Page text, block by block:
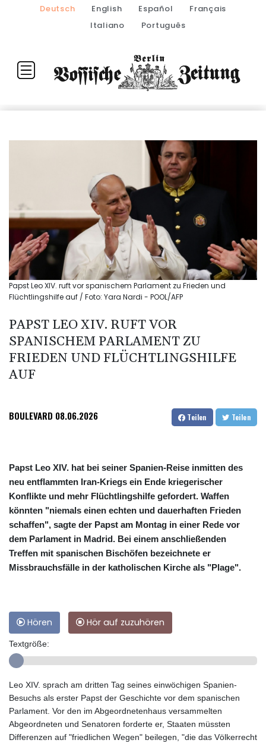
Deutsch English Español
Français
Italiano
Português
Papst Leo XIV. ruft vor spanischem Parlament zu Frieden und
Flüchtlingshilfe auf / Foto: Yara Nardi - POOL/AFP
PAPST LEO XIV. RUFT VOR
SPANISCHEM PARLAMENT ZU
FRIEDEN UND FLÜCHTLINGSHILFE
AUF
BOULEVARD 08.06.2026 Teilen Teilen
Papst Leo XIV. hat bei seiner Spanien-Reise inmitten des
neu entflammten Iran-Kriegs ein Ende kriegerischer
Konflikte und mehr Flüchtlingshilfe gefordert. Waffen
könnten "niemals einen echten und dauerhaften Frieden
schaffen", sagte der Papst am Montag in einer Rede vor
dem Parlament in Madrid. Bei einem anschließenden
Treffen mit spanischen Bischöfen bezeichnete er
Missbrauchsfälle in der katholischen Kirche als "Plage".
Hören Hör auf zuzuhören
Textgröße:
Leo XIV. sprach am dritten Tag seines einwöchigen Spanien-
Besuchs als erster Papst der Geschichte vor dem spanischen
Parlament. Vor den im Abgeordnetenhaus versammelten
Abgeordneten und Senatoren forderte er, Staaten müssten
Differenzen auf "friedlichen Wegen" beilegen, "die das Völkerrecht